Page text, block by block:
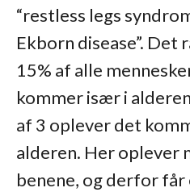
“restless legs
Ekborn disease”. Det
15% af alle
kommer især i
af 3 oplever det
alderen. Her oplever
benene, og derfor